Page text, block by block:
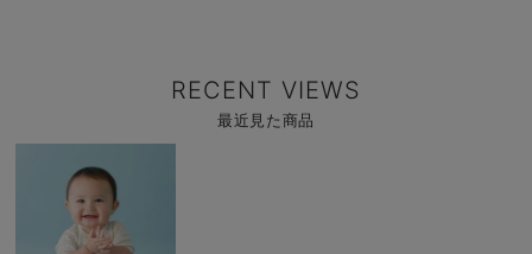
RECENT VIEWS
最近見た商品
商